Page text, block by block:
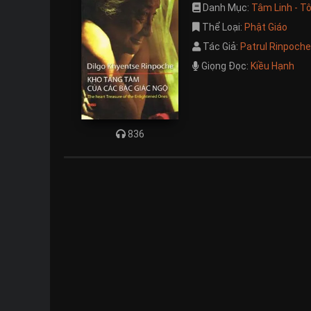
836
Danh Mục: Tâm Linh -
Thể Loại: Phật Giáo
Tác Giả: Patrul Rinpoche
Giọng Đọc: Kiều Hạnh